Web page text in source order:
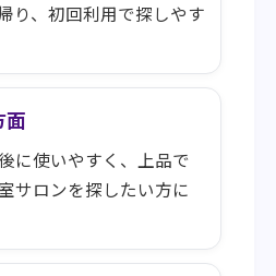
り、初回利用で探しやす
面
に使いやすく、上品で
サロンを探したい方に